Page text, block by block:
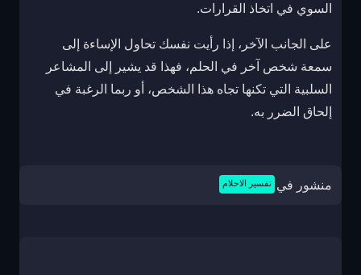
السوي في اتخاذ القرارات.
على الجانب الآخر، إذا رأيت نفسك تحاول الإساءة إلى
سمعة شخص آخر في الحلم، فهذا قد يشير إلى المشاعر
السلبية التي تكنها تجاه هذا الشخص، أو ربما الرغبة في
إلحاق الضرر به.
منشور في تفسير الاحلام